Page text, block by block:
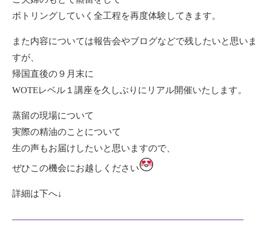
ボトリングしていく全工程を再度体験してきます。
また内容については報告会やブログなどで残したいと思いま
すが、
帰国直後の９月末に
WOTEレベル１講座を久しぶりにリアル開催いたします。
蒸留の現場について
実際の精油のことについて
生の声もお届けしたいと思いますので、
ぜひこの機会にお越しください
詳細は下へ↓
—————————————————————————–